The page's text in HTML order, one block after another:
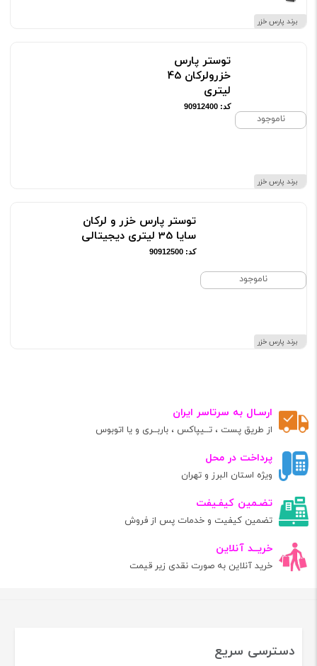
برند پارس خزر
ناموجود
برند پارس خزر
توستر پارس
خزرولرکان 45
لیتری
کد: 90912400
ناموجود
برند پارس خزر
توستر پارس خزر و لرکان
سایا 35 لیتری دیجیتالی
کد: 90912500
ارسـال به سرتاسر ایران
از طریق پست ، تــیپاکس ، باربــری و یا اتوبوس
پرداخت در محل
ویژه استان البرز و تهران
تضـمین کیفـیفت
تضمین کیفیت و خدمات پس از فروش
خریــد آنلاین
خرید آنلاین به صورت نقدی زیر قیمت
دسترسی سریع